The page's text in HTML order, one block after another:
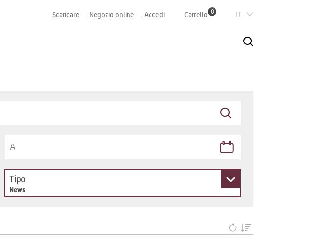
Scaricare Negozio online Accedi Carrello 0
English
Tipo
News